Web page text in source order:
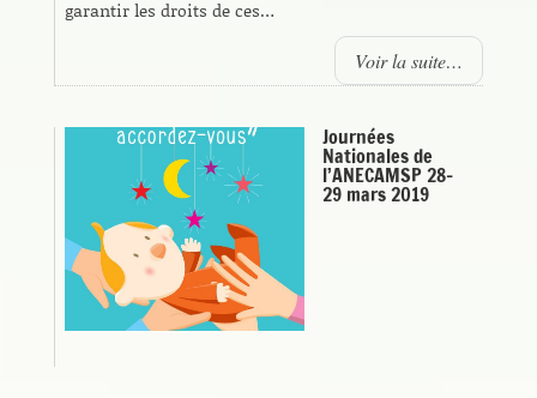
garantir les droits de ces…
Voir la suite…
Journées
Nationales de
l’ANECAMSP 28-
29 mars 2019